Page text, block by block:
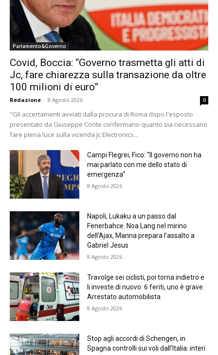
Parlamento&Governo
Covid, Boccia: “Governo trasmetta gli atti di
Jc, fare chiarezza sulla transazione da oltre
100 milioni di euro”
Redazione - 8 Agosto 2026 0
"Gli accertamenti avviati dalla procura di Roma dopo l'esposto
presentato da Giuseppe Conte confermano quanto sia necessario
fare piena luce sulla vicenda Jc Electronics...
Campi Flegrei, Fico: “Il governo non ha
mai parlato con me dello stato di
emergenza”
8 Agosto 2026
Napoli, Lukaku a un passo dal
Fenerbahce. Noa Lang nel mirino
dell’Ajax, Manna prepara l’assalto a
Gabriel Jesus
8 Agosto 2026
Travolge sei ciclisti, poi torna indietro e
li investe di nuovo: 6 feriti, uno è grave.
Arrestato automobilista
8 Agosto 2026
Stop agli accordi di Schengen, in
Spagna controlli sui voli dall’Italia: interi